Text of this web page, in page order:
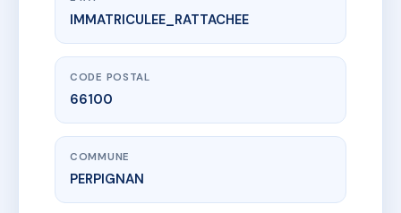
www.vme.plus/AC6476931
1 RUE MONTAURIOL $
1 r de montauriol
IMMATRICULEE_RATTACHEE
CODE POSTAL
66100
COMMUNE
PERPIGNAN